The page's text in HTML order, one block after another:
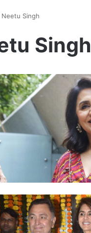
Neetu Singh
Singh